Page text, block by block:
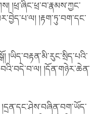
།ཕྲ་ཞིང་ཕྲ་བ་རྣམས་ཀྱང་
།རྟག་ཏུ་བག་དང་
།ཡིད་བརྟན་མི་རུང་སྲིད་པའི་
།དོན་གཉེར་ཆེན་